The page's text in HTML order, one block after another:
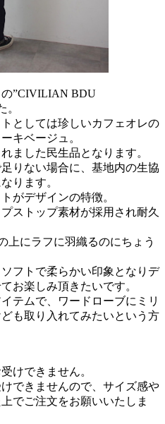
”CIVILIAN BDU
。
としては珍しいカフェオレの
キベージュ。
ました民生品となります。
りない場合に、基地内の生協
ります。
がデザインの特徴。
ストップ素材が採用され耐久
上にラフに羽織るのにちょう
フトで柔らかい印象となりデ
お楽しみ頂きたいです。
テムで、ワードローブにミリ
も取り入れてみたいという方
けできません。
できませんので、サイズ感や
でご注文をお願いいたしま